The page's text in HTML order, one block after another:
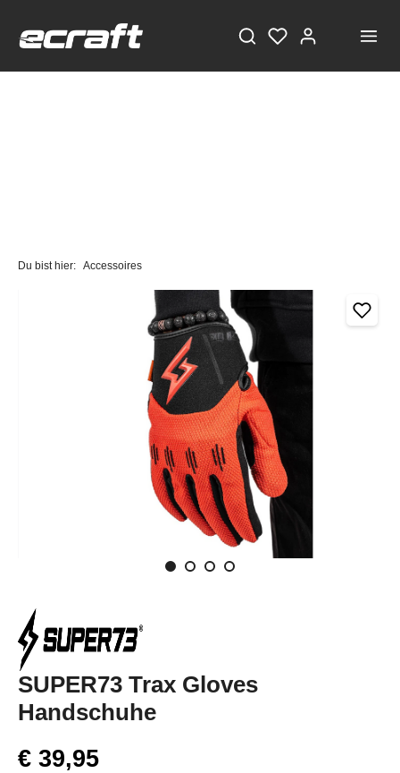
Du bist hier: Accessoires
SUPER73 Trax Gloves
Handschuhe
€ 39,95